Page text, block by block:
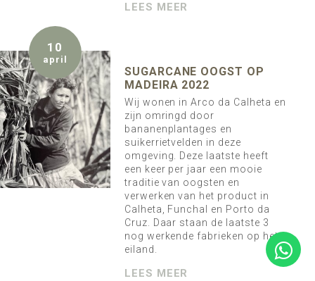
LEES MEER
10
april
SUGARCANE OOGST OP
MADEIRA 2022
Wij wonen in Arco da Calheta en
zijn omringd door
bananenplantages en
suikerrietvelden in deze
omgeving. Deze laatste heeft
een keer per jaar een mooie
traditie van oogsten en
verwerken van het product in
Calheta, Funchal en Porto da
Cruz. Daar staan de laatste 3
nog werkende fabrieken op het
eiland.
LEES MEER